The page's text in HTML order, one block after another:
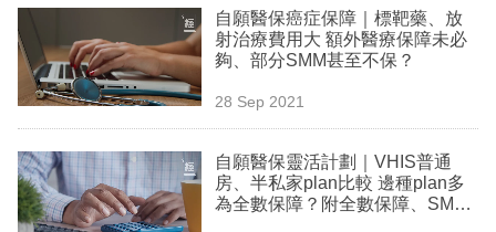
欄
訂
閱
區
自願醫保癌症保障｜標靶藥、放
射治療費用大 額外醫療保障未必
夠、部分SMM甚至不保？
28 Sep 2021
自願醫保靈活計劃｜VHIS普通
房、半私家plan比較 邊種plan多
為全數保障？附全數保障、SMM